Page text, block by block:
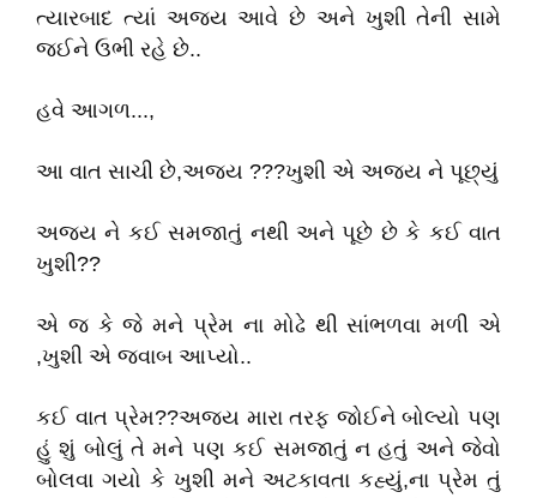
ત્યારબાદ ત્યાં અજય આવે છે અને ખુશી તેની સામે
જઈને ઉભી રહે છે..
હવે આગળ...,
આ વાત સાચી છે,અજય ???ખુશી એ અજય ને પૂછ્યું
અજય ને કઈ સમજાતું નથી અને પૂછે છે કે કઈ વાત
ખુશી??
એ જ કે જે મને પ્રેમ ના મોઢે થી સાંભળવા મળી એ
,ખુશી એ જવાબ આપ્યો..
કઈ વાત પ્રેમ??અજય મારા તરફ જોઈને બોલ્યો પણ
હું શું બોલું તે મને પણ કઈ સમજાતું ન હતું અને જેવો
બોલવા ગયો કે ખુશી મને અટકાવતા કહ્યું,ના પ્રેમ તું